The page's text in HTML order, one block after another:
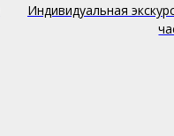
Индивидуальная